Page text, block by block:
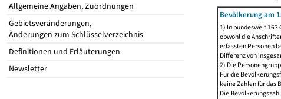
Allgemeine Angaben, Zuordnungen
Gebietsveränderungen,
Änderungen zum Schlüsselverzeichnis
Definitionen und Erläuterungen
Newsletter
Bevölkerung am
1) In bundesweit
obwohl die
erfassten Personen
Differenz von
2) Die
Für die
keine Zahlen für das
Die